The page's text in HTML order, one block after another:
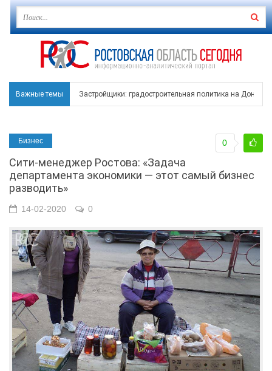
Важные темы Застройщики: градостроительная политика на Дону
В Чеховской библиотеке Таганрога открылась
В Ростове задержан подозреваемый в ночном
Бизнес
Сити-менеджер Ростова: «Задача
департамента экономики — этот самый бизнес
разводить»
0
14-02-2020 0